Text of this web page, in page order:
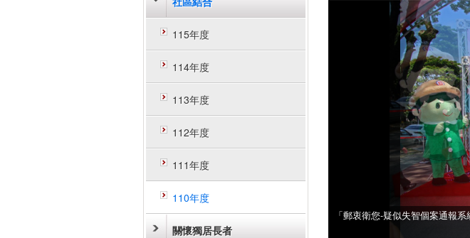
115年度
114年度
113年度
112年度
111年度
110年度
關懷獨居長者
「郵衷衛您-疑似失智個案通報
「郵衷衛您-疑似失智個案通報